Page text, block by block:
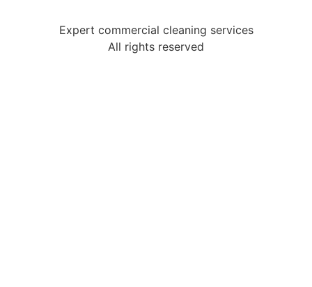
Expert commercial cleaning services
All rights reserved